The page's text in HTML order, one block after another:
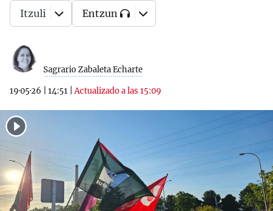
Sagrario Zabaleta Echarte
19·05·26 14:51 |Actualizado a las 15:09
Itzuli Entzun